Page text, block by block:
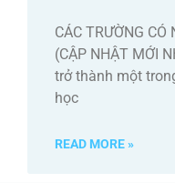
CÁC TRƯỜNG CÓ
(CẬP NHẬT MỚI
trở thành một
học
READ MORE »